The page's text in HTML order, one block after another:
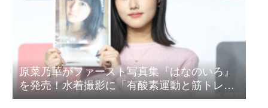
原菜乃華がファースト写真集『はなのいろ』
を発売！水着撮影に「有酸素運動と筋トレを
頑張りました」